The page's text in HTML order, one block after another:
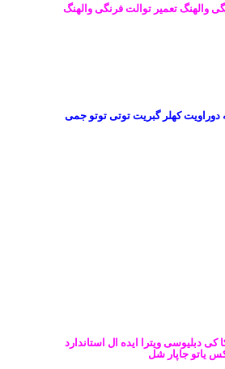
والهنگ تعمیر توالت فرنگی والهنگ
دوراویت کهلر گبریت توتی توتو جمی
دبلیوسی ویترا ایده ال استاندارد
یاتو جاپار شل